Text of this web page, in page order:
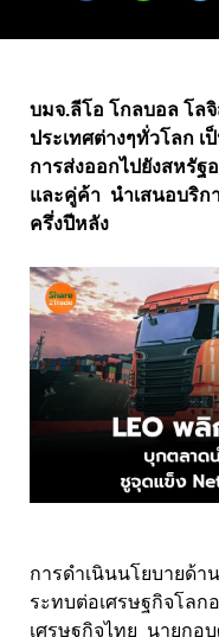
บมจ.ลีโอ โกลบอล โล
ประเทศต่างๆทั่วโลก
การส่งออกไปยังสหรัฐ
และคู่ค้า นำเสนอบริก
ครึ่งปีหลัง
การดำเนินนโยบายด้า
ระทบต่อเศรษฐกิจโลก
เศรษฐกิจไทย นายกอ